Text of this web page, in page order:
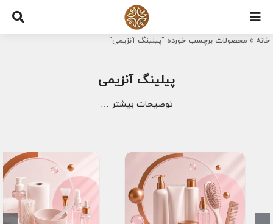
Skip
content
خانه » محصولات برچسب خورده "پیلینگ آنزیمی"
پیلینگ آنزیمی
توضیحات بیشتر …